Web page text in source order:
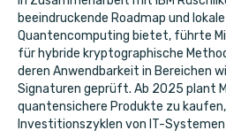
beeindruckende Roadmap und
Quantencomputing bietet, führte
für hybride kryptographische
deren Anwendbarkeit in Bereichen
Signaturen geprüft. Ab 2025 plant
quantensichere Produkte zu
Investitionszyklen von IT-